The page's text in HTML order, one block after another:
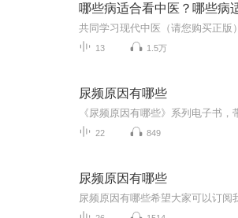
共同学习现代中医（请您购买正版）
13 1.5万
尿频原因有哪些
22 849
尿频原因有哪些